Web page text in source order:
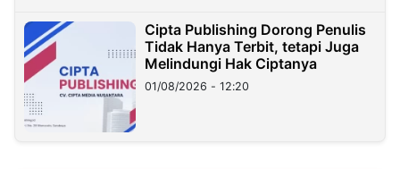
Cipta Publishing Dorong Penulis
Tidak Hanya Terbit, tetapi Juga
Melindungi Hak Ciptanya
01/08/2026 - 12:20